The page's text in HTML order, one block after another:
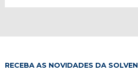
RECEBA AS NOVIDADES DA SOLVEN